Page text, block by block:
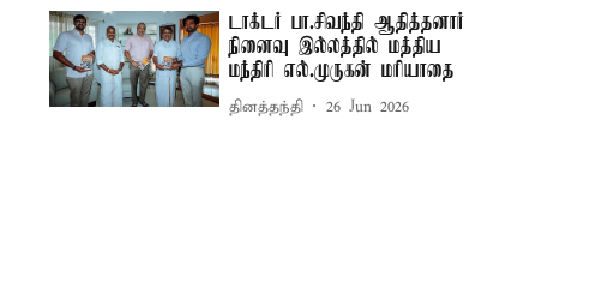
டாக்டர் பா.சிவந்தி ஆதித்தனார்
நினைவு இல்லத்தில் மத்திய
மந்திரி எல்.முருகன் மரியாதை
தினத்தந்தி 26 Jun 2026